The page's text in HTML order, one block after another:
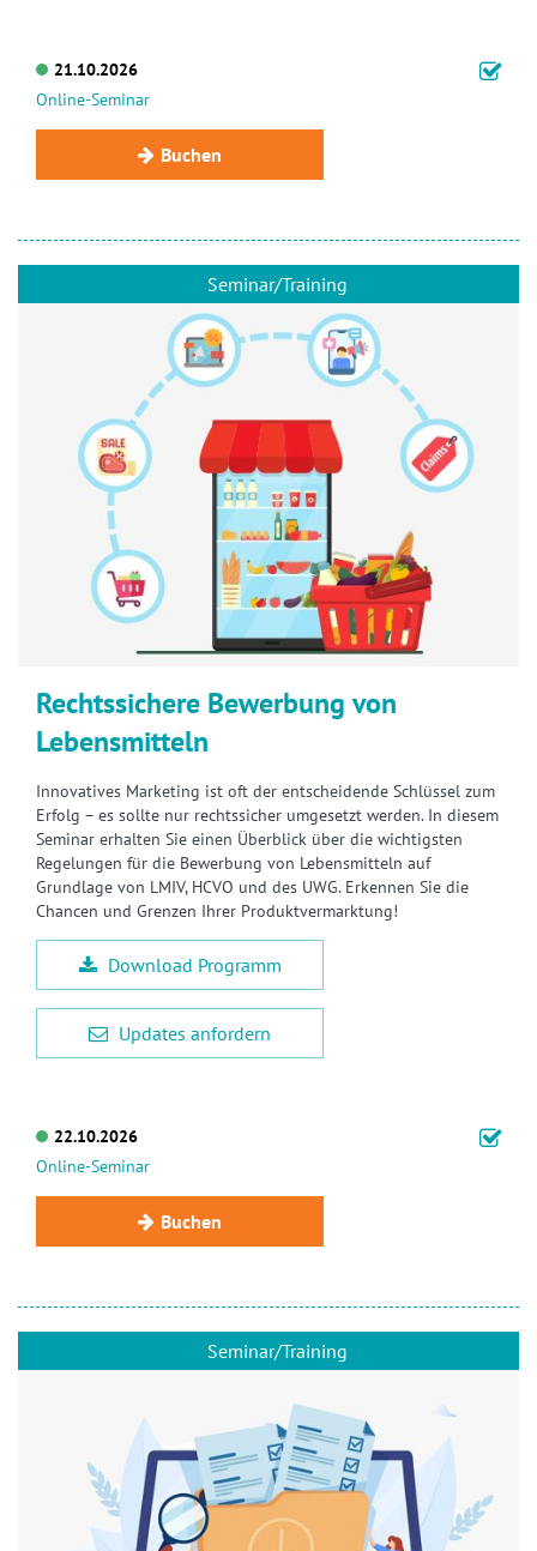
21.10.2026
Online-Seminar
Buchen
Seminar/Training
Rechtssichere Bewerbung von
Lebensmitteln
Innovatives Marketing ist oft der entscheidende Schlüssel zum
Erfolg – es sollte nur rechtssicher umgesetzt werden. In diesem
Seminar erhalten Sie einen Überblick über die wichtigsten
Regelungen für die Bewerbung von Lebensmitteln auf
Grundlage von LMIV, HCVO und des UWG. Erkennen Sie die
Chancen und Grenzen Ihrer Produktvermarktung!
Download Programm
Updates anfordern
22.10.2026
Online-Seminar
Buchen
Seminar/Training